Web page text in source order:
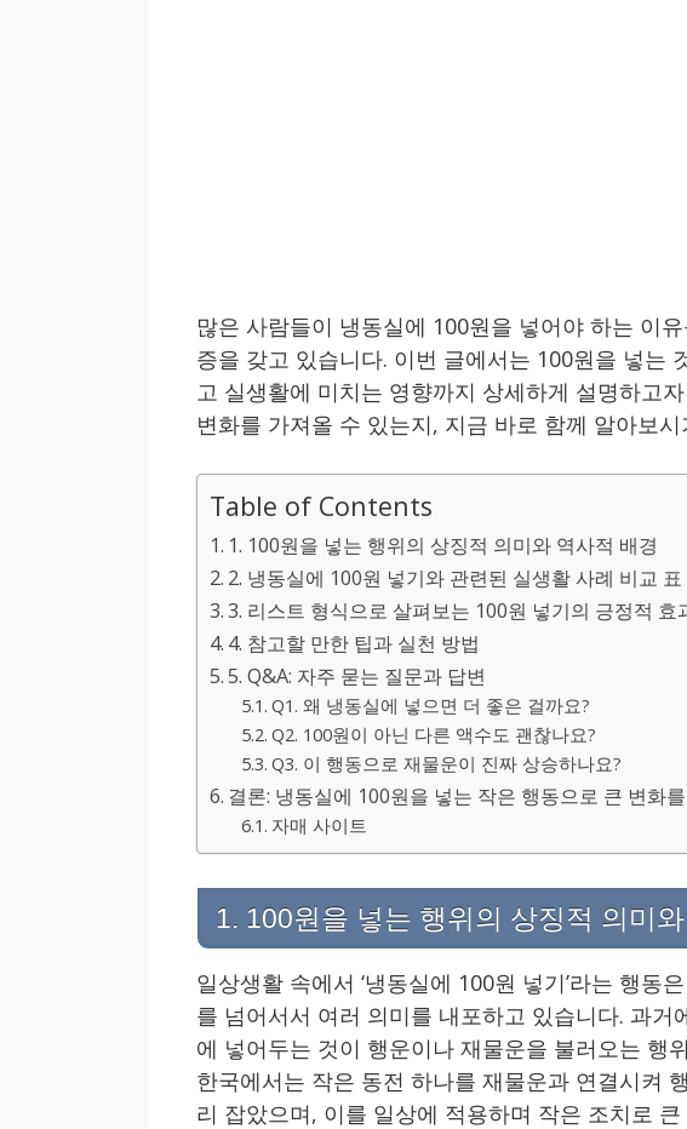
많은 사람들이 냉동실에 100원을 넣어야 하는 이
증을 갖고 있습니다. 이번 글에서는 100원을 넣는
고 실생활에 미치는 영향까지 상세하게 설명하고
변화를 가져올 수 있는지, 지금 바로 함께 알아보
Table of Contents
1. 100원을 넣는 행위의 상징적 의미와 역사적 배경
2. 냉동실에 100원 넣기와 관련된 실생활 사례 비교 표
3. 리스트 형식으로 살펴보는 100원 넣기의 긍정적 효
4. 참고할 만한 팁과 실천 방법
5. Q&A: 자주 묻는 질문과 답변
Q1. 왜 냉동실에 넣으면 더 좋은 걸까요?
Q2. 100원이 아닌 다른 액수도 괜찮나요?
Q3. 이 행동으로 재물운이 진짜 상승하나요?
결론: 냉동실에 100원을 넣는 작은 행동으로 큰 변화
자매 사이트
1. 100원을 넣는 행위의 상징적 의미
일상생활 속에서 ‘냉동실에 100원 넣기’라는 행동
를 넘어서서 여러 의미를 내포하고 있습니다. 과거
에 넣어두는 것이 행운이나 재물운을 불러오는 행
한국에서는 작은 동전 하나를 재물운과 연결시켜
리 잡았으며, 이를 일상에 적용하며 작은 조치로